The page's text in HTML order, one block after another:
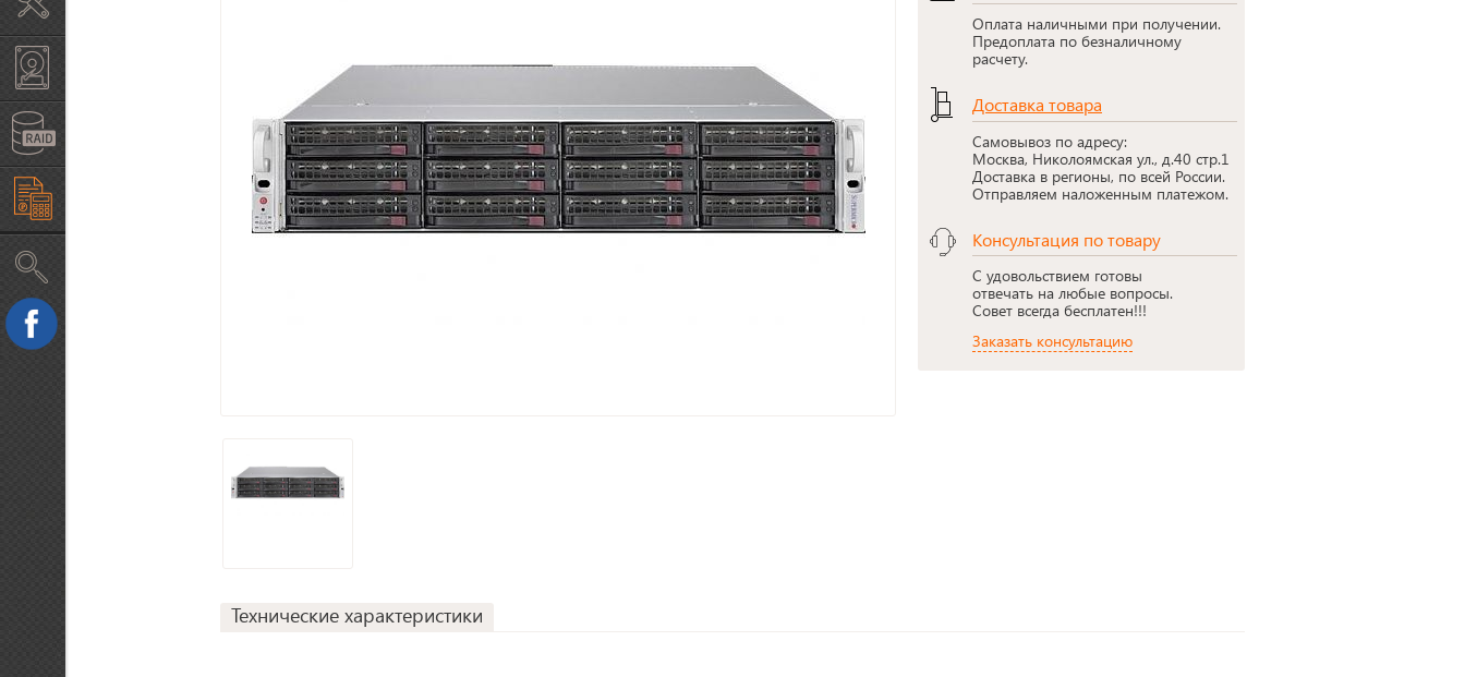
Оплата наличными при получении.
Предоплата по безналичному
расчету.
Доставка товара
Самовывоз по адресу:
Москва, Николоямская ул., д.40 стр.1
Доставка в регионы, по всей России.
Отправляем наложенным платежом.
Консультация по товару
С удовольствием готовы
отвечать на любые вопросы.
Совет всегда бесплатен!!!
Заказать консультацию
Технические характеристики
RAID, HBA контроллеры